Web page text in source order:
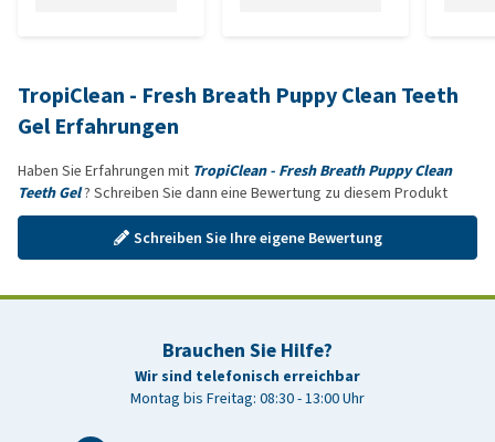
TropiClean - Fresh Breath Puppy Clean Teeth
Gel Erfahrungen
Haben Sie Erfahrungen mit TropiClean - Fresh Breath Puppy Clean
Teeth Gel? Schreiben Sie dann eine Bewertung zu diesem Produkt
Schreiben Sie Ihre eigene Bewertung
Brauchen Sie Hilfe?
Wir sind telefonisch erreichbar
Montag bis Freitag: 08:30 - 13:00 Uhr